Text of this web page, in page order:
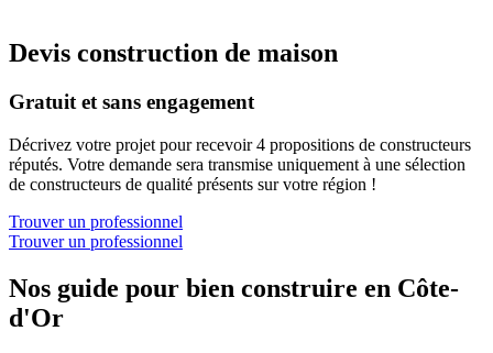
Devis construction de maison
Gratuit et sans engagement
Décrivez votre projet pour recevoir 4 propositions de constructeurs
réputés. Votre demande sera transmise uniquement à une sélection
de constructeurs de qualité présents sur votre région !
Trouver un professionnel
Trouver un professionnel
Nos guide pour bien construire en Côte-
d'Or